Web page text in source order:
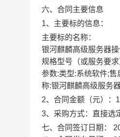
六、合同主要信息
1、主要标的信息：
主要标的名称：
银河麒麟高级服务器
规格型号（或服务要求
参数:类型:系统软件;
称:银河麒麟高级服务
2、合同金额（元）：
3、采购方式：直接选
七、合同签订日期：